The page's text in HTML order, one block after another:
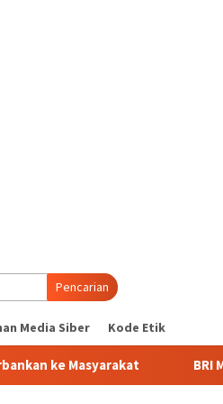
Pencarian
Media Siber Kode Etik
BRI Malang Kawi